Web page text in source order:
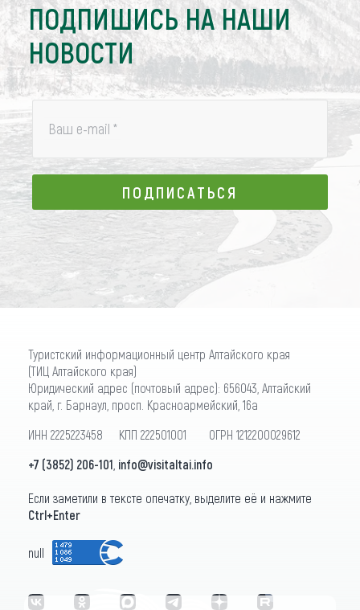
ПОДПИШИСЬ НА НАШИ
НОВОСТИ
Ваш e-mail *
ПОДПИСАТЬСЯ
ПОДПИСАТЬСЯ
Туристский информационный центр Алтайского края
(ТИЦ Алтайского края)
Юридический адрес (почтовый адрес): 656043, Алтайский
край, г. Барнаул, просп. Красноармейский, 16а
ИНН 2225223458 КПП 222501001 ОГРН 1212200029612
+7 (3852) 206-101 info@visitaltai.info
Если заметили в тексте опечатку, выделите её и нажмите
Ctrl+Enter
null